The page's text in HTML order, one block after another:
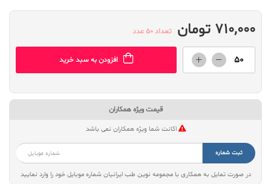
710,000 تومان تعداد 50 عدد
افزودن به سبد خرید
قیمت ویژه همکاران
اکانت شما ویژه همکاران نمی باشد
ثبت شماره
در صورت تمایل به همکاری با مجموعه نوین طب ایرانیان شماره موبایل خود را وارد نمایید